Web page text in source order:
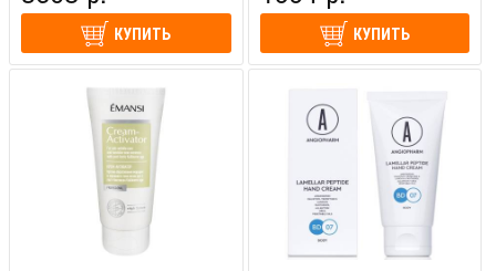
КУПИТЬ КУПИТЬ